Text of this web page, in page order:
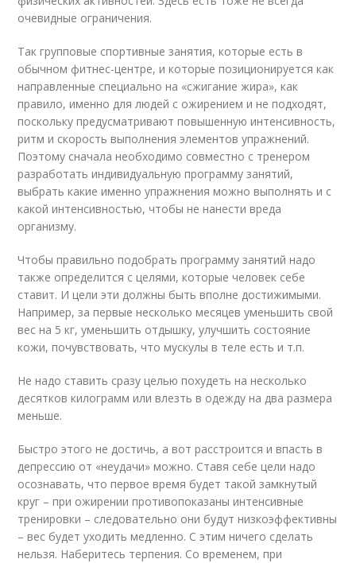
очевидные ограничения.
Так групповые спортивные занятия, которые есть в
обычном фитнес-центре, и которые позиционируется как
направленные специально на «сжигание жира», как
правило, именно для людей с ожирением и не подходят,
поскольку предусматривают повышенную интенсивность,
ритм и скорость выполнения элементов упражнений.
Поэтому сначала необходимо совместно с тренером
разработать индивидуальную программу занятий,
выбрать какие именно упражнения можно выполнять и с
какой интенсивностью, чтобы не нанести вреда
организму.
Чтобы правильно подобрать программу занятий надо
также определится с целями, которые человек себе
ставит. И цели эти должны быть вполне достижимыми.
Например, за первые несколько месяцев уменьшить свой
вес на 5 кг, уменьшить отдышку, улучшить состояние
кожи, почувствовать, что мускулы в теле есть и т.п.
Не надо ставить сразу целью похудеть на несколько
десятков килограмм или влезть в одежду на два размера
меньше.
Быстро этого не достичь, а вот расстроится и впасть в
депрессию от «неудачи» можно. Ставя себе цели надо
осознавать, что первое время будет такой замкнутый
круг – при ожирении противопоказаны интенсивные
тренировки – следовательно они будут низкоэффективны
– вес будет уходить медленно. С этим ничего сделать
нельзя. Наберитесь терпения. Со временем, при